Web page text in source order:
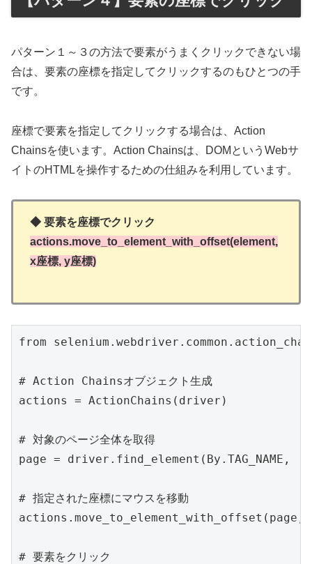
パターン１～３の方法で要素がうまくクリックできない場
合は、要素の座標を指定してクリックするのもひとつの手
です。
座標で要素を指定してクリックする場合は、Action
Chainsを使います。Action Chainsは、DOMというWebサ
イトのHTMLを操作するための仕組みを利用しています。
◆ 要素を座標でクリック
actions.move_to_element_with_offset(element,
x座標, y座標)
from
# Action Chainsオブジェクト生成
actions = ActionChains(driver)
# 対象のページ全体を取得
page = driver.find_element(By.TAG_NAME,
# 指定された座標にマウスを移動
# 要素をクリック